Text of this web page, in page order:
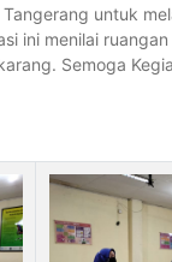
untuk
ini menilai
Semoga